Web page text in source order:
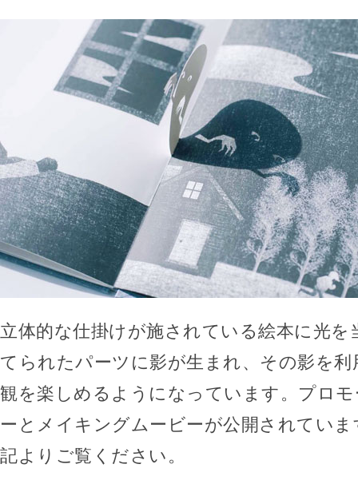
立体的な仕掛けが施されている絵本に光を
てられたパーツに影が生まれ、その影を利
観を楽しめるようになっています。プロ
ーとメイキングムービーが公開されてい
記よりご覧ください。